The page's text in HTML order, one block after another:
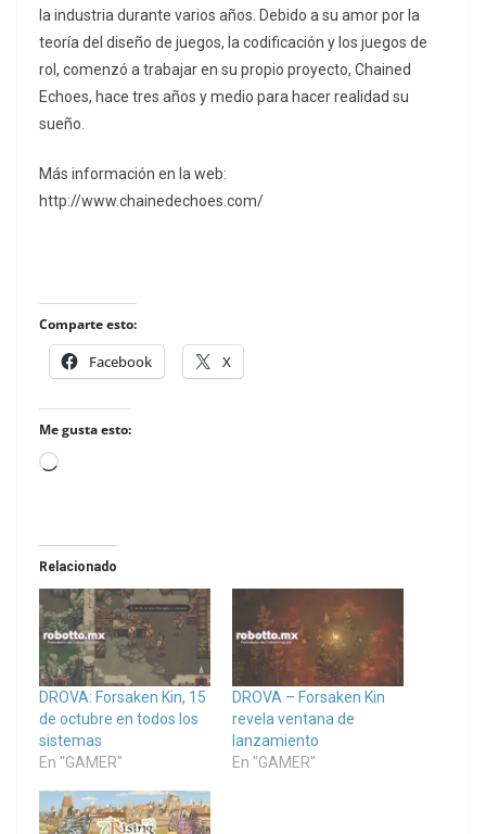
la industria durante varios años. Debido a su amor por la
teoría del diseño de juegos, la codificación y los juegos de
rol, comenzó a trabajar en su propio proyecto, Chained
Echoes, hace tres años y medio para hacer realidad su
sueño.
Más información en la web:
http://www.chainedechoes.com/
Comparte esto:
Facebook X
Me gusta esto:
Loading…
Relacionado
DROVA: Forsaken Kin, 15
de octubre en todos los
sistemas
En "GAMER"
DROVA – Forsaken Kin
revela ventana de
lanzamiento
En "GAMER"